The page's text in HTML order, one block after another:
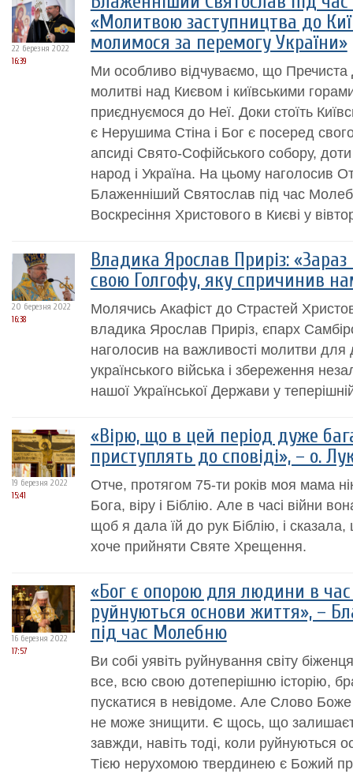
22 березня 2022
16:39
«Молитвою заступництва до
молимося за перемогу України»
Ми особливо відчуваємо, що Пречиста
молитві над Києвом і київськими
приєднуємося до Неї. Доки стоїть
є Нерушима Стіна і Бог є посеред
апсиді Свято-Софійського собору,
народ і Україна. На цьому наголосив
Блаженніший Святослав під час
Воскресіння Христового в Києві у
20 березня 2022
16:38
Владика Ярослав Приріз:
свою Голгофу, яку спричинив
Молячись Акафіст до Страстей
владика Ярослав Приріз, єпарх
наголосив на важливості молитви для
українського війська і збереження
нашої Української Держави у
19 березня 2022
15:41
«Вірю, що в цей період дуже
приступлять до сповіді», – о.
Отче, протягом 75-ти років моя мама
Бога, віру і Біблію. Але в часі війни
щоб я дала їй до рук Біблію, і сказала,
хоче прийняти Святе Хрещення.
16 березня 2022
17:57
«Бог є опорою для людини в час
руйнуються основи життя», –
під час Молебню
Ви собі уявіть руйнування світу
все, всю свою дотеперішню історію,
пускатися в невідоме. Але Слово
не може знищити. Є щось, що
завжди, навіть тоді, коли руйнуються
Тією нерухомою твердинею є Божий